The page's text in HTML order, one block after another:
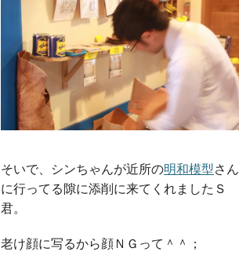
そいで、シンちゃんが近所の明和模型さん
に行ってる隙に添削に来てくれましたＳ
君。
老け顔に写るから顔ＮＧって＾＾；